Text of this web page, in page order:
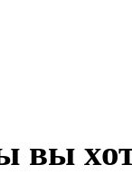
вы